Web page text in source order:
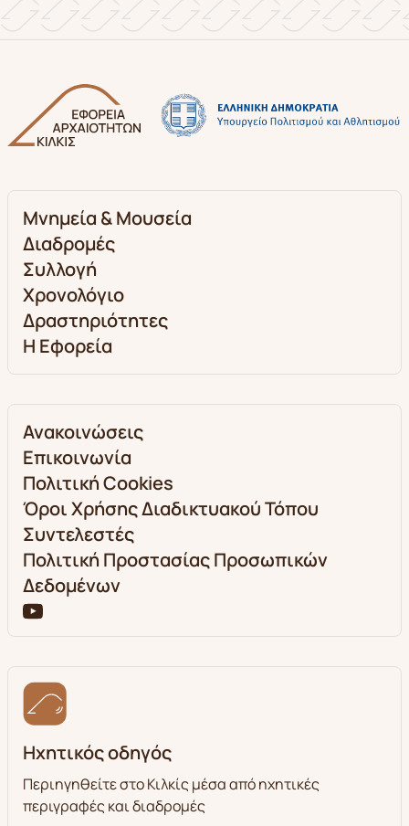
Μνημεία & Μουσεία
Διαδρομές
Συλλογή
Χρονολόγιο
Δραστηριότητες
Η Εφορεία
Ανακοινώσεις
Επικοινωνία
Πολιτική Cookies
Όροι Χρήσης Διαδικτυακού Τόπου
Συντελεστές
Πολιτική Προστασίας Προσωπικών
Δεδομένων
Ηχητικός οδηγός
Περιηγηθείτε στο Κιλκίς μέσα από ηχητικές
περιγραφές και διαδρομές